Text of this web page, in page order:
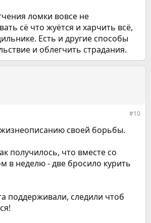
ломки вовсе не
сё что жуётся и харчить всё,
Есть и другие способы
и облегчить страдания.
#10
своей борьбы.
получилось, что вместе со
в неделю - две бросило курить
поддерживали, следили чтоб